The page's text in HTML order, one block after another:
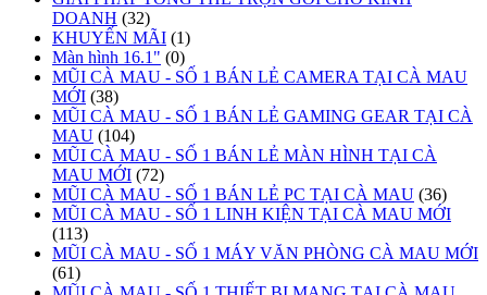
DOANH (32)
KHUYẾN MÃI (1)
Màn hình 16.1" (0)
MŨI CÀ MAU - SỐ 1 BÁN LẺ CAMERA TẠI CÀ MAU
MỚI (38)
MŨI CÀ MAU - SỐ 1 BÁN LẺ GAMING GEAR TẠI CÀ
MAU (104)
MŨI CÀ MAU - SỐ 1 BÁN LẺ MÀN HÌNH TẠI CÀ
MAU MỚI (72)
MŨI CÀ MAU - SỐ 1 BÁN LẺ PC TẠI CÀ MAU (36)
MŨI CÀ MAU - SỐ 1 LINH KIỆN TẠI CÀ MAU MỚI
(113)
MŨI CÀ MAU - SỐ 1 MÁY VĂN PHÒNG CÀ MAU MỚI
(61)